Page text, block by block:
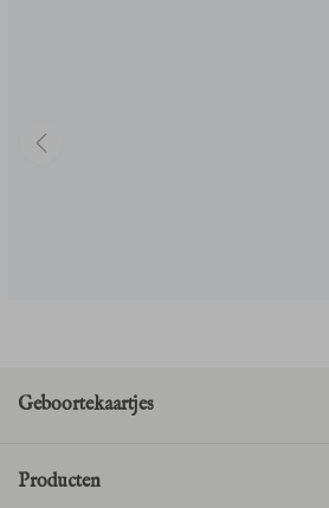
Geboortekaartjes
Producten